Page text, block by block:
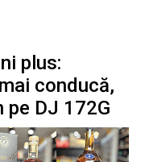
plus:
conducă,
pe DJ 172G